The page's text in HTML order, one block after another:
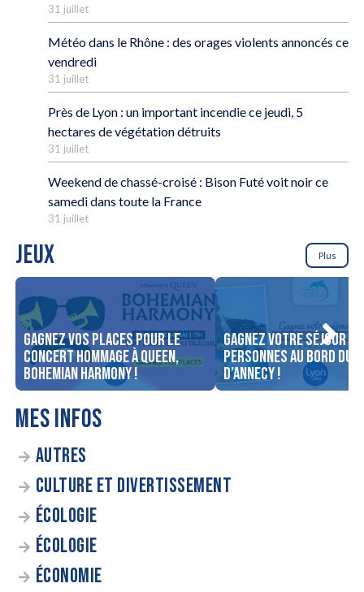
31 juillet
Météo dans le Rhône : des orages violents annoncés ce
vendredi
31 juillet
Près de Lyon : un important incendie ce jeudi, 5
hectares de végétation détruits
31 juillet
Weekend de chassé-croisé : Bison Futé voit noir ce
samedi dans toute la France
31 juillet
JEUX Plus
Gagnez vos places pour le
concert Hommage à Queen,
Bohemian Harmony !
Gagnez votre séjour
personnes au bord du
d’Annecy !
MES INFOS
AUTRES
CULTURE ET DIVERTISSEMENT
ÉCOLOGIE
ÉCOLOGIE
ÉCONOMIE